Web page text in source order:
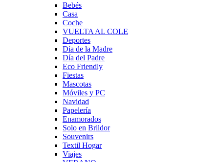
Bebés
Casa
Coche
VUELTA AL COLE
Deportes
Día de la Madre
Día del Padre
Eco Friendly
Fiestas
Mascotas
Móviles y PC
Navidad
Papelería
Enamorados
Solo en Brildor
Souvenirs
Textil Hogar
Viajes